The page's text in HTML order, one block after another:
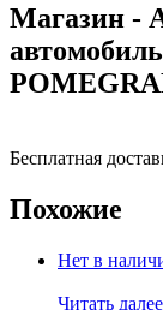
Магазин -
Бесплатная
Похожие
Нет в
Читать далее